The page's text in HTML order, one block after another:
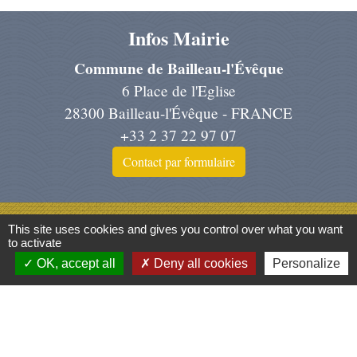
Infos Mairie
Commune de Bailleau-l'Évêque
6 Place de l'Eglise
28300 Bailleau-l'Évêque - FRANCE
+33 2 37 22 97 07
Contact par formulaire
Liens
Région Centre Val de Loire
Préfecture d'Eure et Loir
This site uses cookies and gives you control over what you want
to activate
OK, accept all
Deny all cookies Personalize